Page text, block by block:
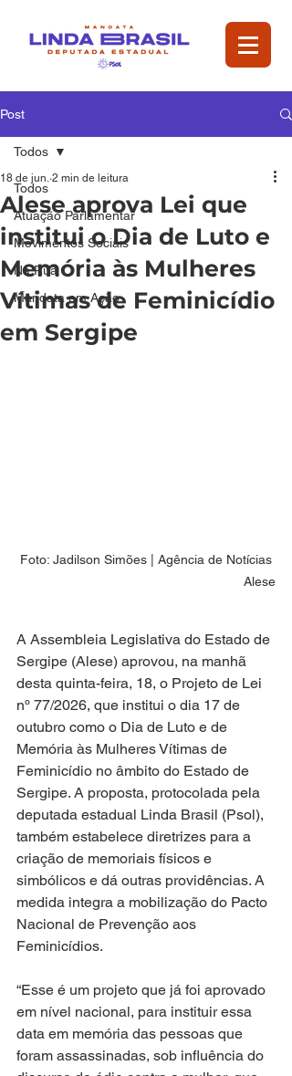
Post
Todos
Atuação Parlamentar
Movimentos Sociais
Na Rua
Mandata em Ação
Todos
Alese aprova Lei que
institui o Dia de Luto e
Memória às Mulheres
Vítimas de Feminicídio
em Sergipe
18 de jun. 2 min de leitura
Foto: Jadilson Simões | Agência de Notícias
Alese
A Assembleia Legislativa do Estado de
Sergipe (Alese) aprovou, na manhã
desta quinta-feira, 18, o Projeto de Lei
nº 77/2026, que institui o dia 17 de
outubro como o Dia de Luto e de
Memória às Mulheres Vítimas de
Feminicídio no âmbito do Estado de
Sergipe. A proposta, protocolada pela
deputada estadual Linda Brasil (Psol),
também estabelece diretrizes para a
criação de memoriais físicos e
simbólicos e dá outras providências. A
medida integra a mobilização do Pacto
Nacional de Prevenção aos
Feminicídios.
“Esse é um projeto que já foi aprovado
em nível nacional, para instituir essa
data em memória das pessoas que
foram assassinadas, sob influência do